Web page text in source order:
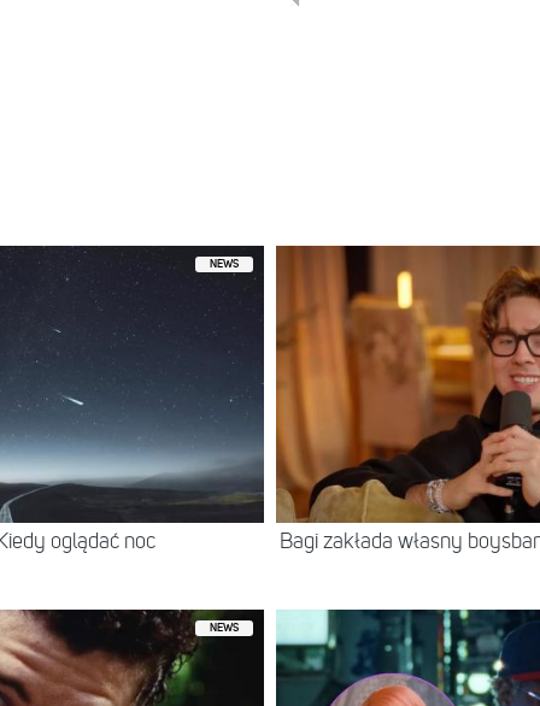
NEWS
oglądać noc Bagi zakłada własny
NEWS